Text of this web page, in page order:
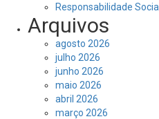
Responsabilidade Social
Arquivos
agosto 2026
julho 2026
junho 2026
maio 2026
abril 2026
março 2026